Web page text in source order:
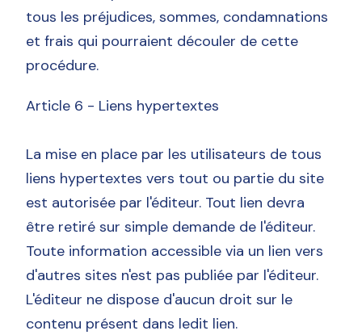
tous les préjudices, sommes, condamnations
et frais qui pourraient découler de cette
procédure.
Article 6 - Liens hypertextes
La mise en place par les utilisateurs de tous
liens hypertextes vers tout ou partie du site
est autorisée par l'éditeur. Tout lien devra
être retiré sur simple demande de l'éditeur.
Toute information accessible via un lien vers
d'autres sites n'est pas publiée par l'éditeur.
L'éditeur ne dispose d'aucun droit sur le
contenu présent dans ledit lien.